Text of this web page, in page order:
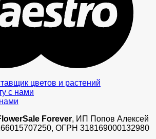
цветов и растений
с нами
Forever, ИП Попов Алексей
ОГРН 318169000132980